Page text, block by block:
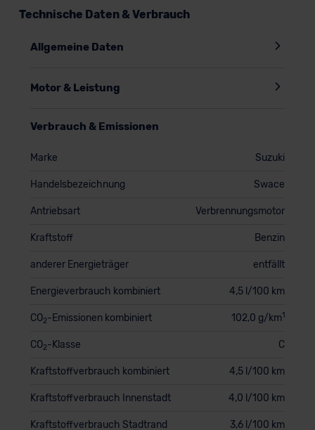
Technische Daten & Verbrauch
Allgemeine Daten
Motor & Leistung
Verbrauch & Emissionen
Marke Suzuki
Handelsbezeichnung Swace
Antriebsart Verbrennungsmotor
Kraftstoff Benzin
anderer Energieträger entfällt
Energieverbrauch kombiniert 4,5 l/100 km
CO2-Emissionen kombiniert 102,0 g/km1
CO2-Klasse C
Kraftstoffverbrauch kombiniert 4,5 l/100 km
Kraftstoffverbrauch Innenstadt 4,0 l/100 km
Kraftstoffverbrauch Stadtrand 3,6 l/100 km